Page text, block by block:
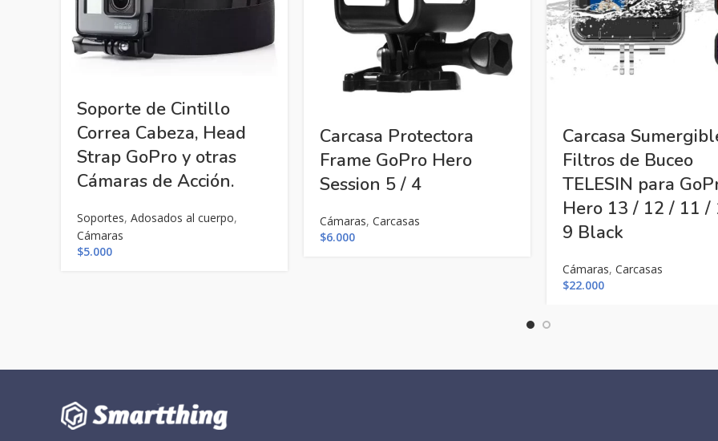
Soporte de Cintillo
Correa Cabeza, Head
Strap GoPro y otras
Cámaras de Acción.
Soportes, Adosados al cuerpo,
Cámaras
$5.000
Carcasa Protectora
Frame GoPro Hero
Session 5 / 4
Cámaras, Carcasas
$6.000
Carcasa
Filtros de Buceo
TELESIN para
Hero 13 / 12 / 11 /
9 Black
Cámaras, Carcasas
$22.000